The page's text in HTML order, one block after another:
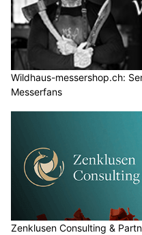
Wildhaus-messershop.ch:
Messerfans
Zenklusen Consulting &